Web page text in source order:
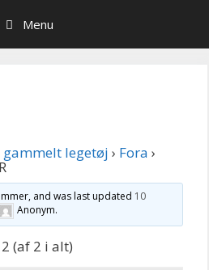
Menu
legetøj › Fora ›
and was last updated 10
Anonym.
(af 2 i alt)